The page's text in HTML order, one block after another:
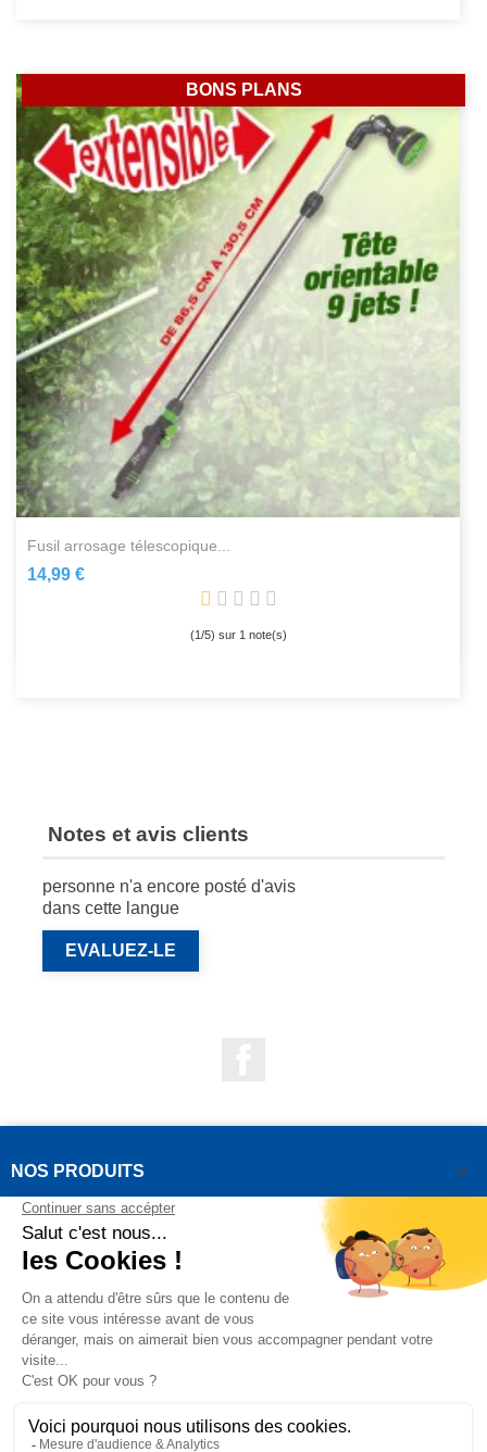
fusil arrosage télescopique...
14,99 €
(1/5) sur 1note(s)
BONS PLANS
Notes et avis clients
personne n'a encore posté d'avis
dans cette langue
EVALUEZ-LE
NOS PRODUITS 
NOTRE SOCIÉTÉ
VOTRE COMPTE
INFORMATIONS DE LA BOUTIQUE
QUESTIONS FRÉQUEMMENT POSÉES